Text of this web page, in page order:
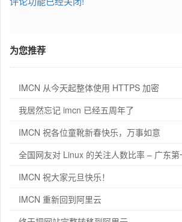
为您推荐
IMCN 从今天起整体使用 HTTPS 加密
我居然忘记 imcn 已经五周年了
IMCN 祝各位童靴新春快乐，万事如意
全国网友对 Linux 的关注人数比率 – 广东第
IMCN 祝大家元旦快乐！
IMCN 重新回到阿里云